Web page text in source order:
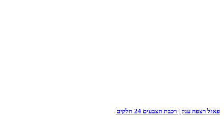
פאזל רצפה ענק | רכבת הצבעים 24 חלקים